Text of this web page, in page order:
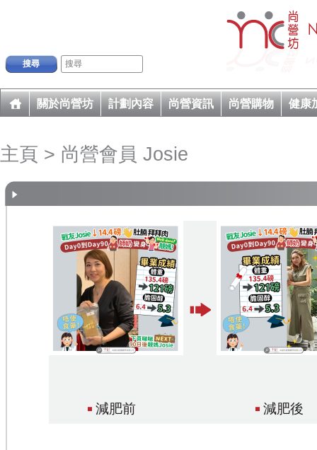
搜尋
關於尚營坊 計劃內容 尚營資訊 尚營購物 健康
主頁 > 尚營會員 Josie
減肥前 減肥後